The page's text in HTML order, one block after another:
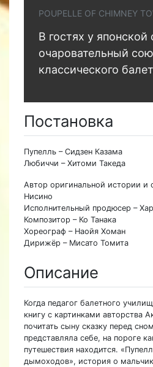
POUPELLE OF CHIMNEY
В гостях у японской
очаровательный
классического
Постановка
Пупелль – Сидзен Казама
Любиччи – Хитоми Такеда
Автор оригинальной истории и
Нисино
Исполнительный продюсер –
Композитор – Ко Танака
Хореограф – Наойя Хоман
Дирижёр – Мисато Томита
Описание
Когда педагог балетного
книгу с картинками авторства
почитать сыну сказку перед
представляла себе, на пороге
путешествия находится.
дымоходов», история о